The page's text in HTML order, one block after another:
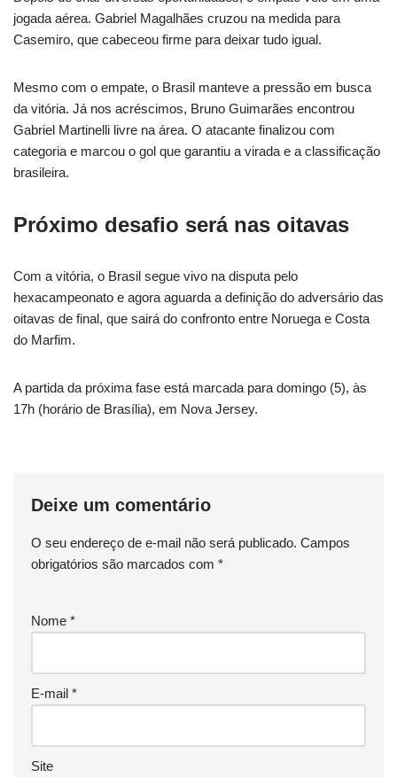
jogada aérea. Gabriel Magalhães cruzou na medida para
Casemiro, que cabeceou firme para deixar tudo igual.
Mesmo com o empate, o Brasil manteve a pressão em busca
da vitória. Já nos acréscimos, Bruno Guimarães encontrou
Gabriel Martinelli livre na área. O atacante finalizou com
categoria e marcou o gol que garantiu a virada e a classificação
brasileira.
Próximo desafio será nas oitavas
Com a vitória, o Brasil segue vivo na disputa pelo
hexacampeonato e agora aguarda a definição do adversário das
oitavas de final, que sairá do confronto entre Noruega e Costa
do Marfim.
A partida da próxima fase está marcada para domingo (5), às
17h (horário de Brasília), em Nova Jersey.
Deixe um comentário
O seu endereço de e-mail não será publicado. Campos
obrigatórios são marcados com *
Nome *
E-mail *
Site